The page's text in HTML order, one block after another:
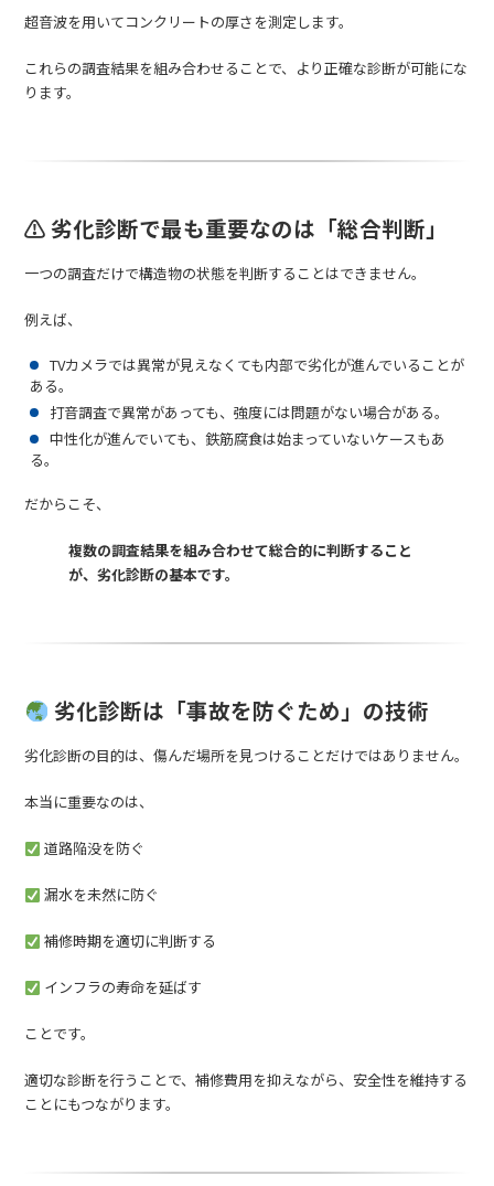
超音波を用いてコンクリートの厚さを測定します。
これらの調査結果を組み合わせることで、より正確な診断が可能にな
ります。
⚠ 劣化診断で最も重要なのは「総合判断」
一つの調査だけで構造物の状態を判断することはできません。
例えば、
TVカメラでは異常が見えなくても内部で劣化が進んでいることが
ある。
打音調査で異常があっても、強度には問題がない場合がある。
中性化が進んでいても、鉄筋腐食は始まっていないケースもあ
る。
だからこそ、
複数の調査結果を組み合わせて総合的に判断すること
が、劣化診断の基本です。
劣化診断は「事故を防ぐため」の技術
劣化診断の目的は、傷んだ場所を見つけることだけではありません。
本当に重要なのは、
道路陥没を防ぐ
漏水を未然に防ぐ
補修時期を適切に判断する
インフラの寿命を延ばす
ことです。
適切な診断を行うことで、補修費用を抑えながら、安全性を維持する
ことにもつながります。